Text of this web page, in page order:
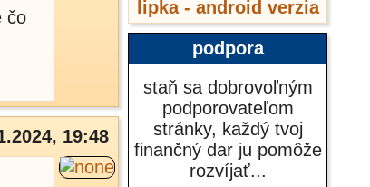
čo
19:48
lipka - android verzia
podpora
staň sa dobrovoľným
podporovateľom
stránky, každý tvoj
finančný dar ju pomôže
rozvíjať...